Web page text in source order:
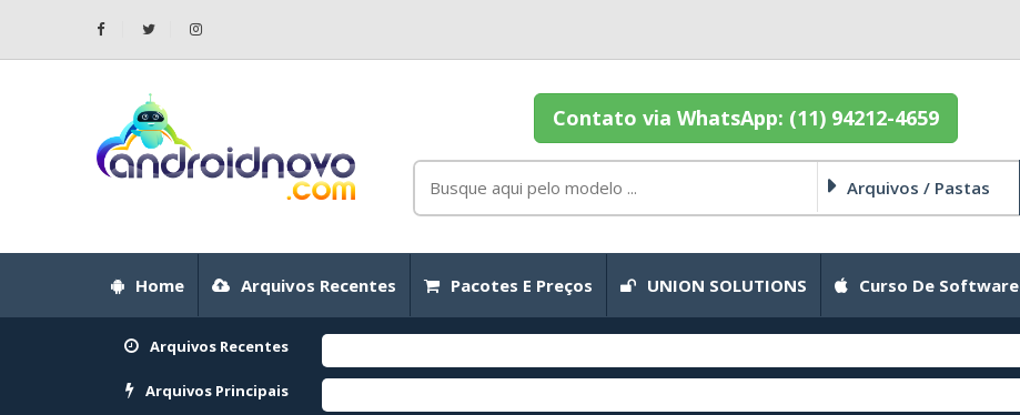
Contato via WhatsApp: (11) 94212-4659
Arquivos / Pastas
Home Arquivos Recentes Pacotes E Preços UNION SOLUTIONS Curso De Software
Arquivos Recentes
Arquivos Principais